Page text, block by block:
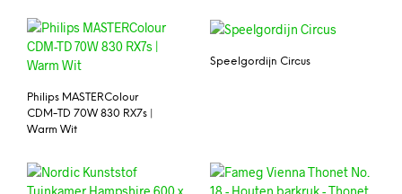
Philips MASTERColour
CDM-TD 70W 830 RX7s |
Warm Wit
Speelgordijn Circus